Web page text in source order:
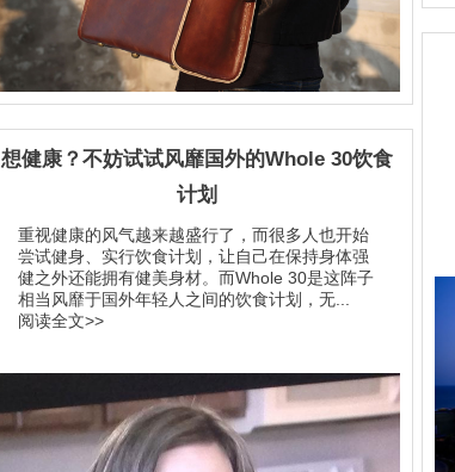
想健康？不妨试试风靡国外的Whole 30饮食
计划
重视健康的风气越来越盛行了，而很多人也开始
尝试健身、实行饮食计划，让自己在保持身体强
健之外还能拥有健美身材。而Whole 30是这阵子
相当风靡于国外年轻人之间的饮食计划，无...
阅读全文>>